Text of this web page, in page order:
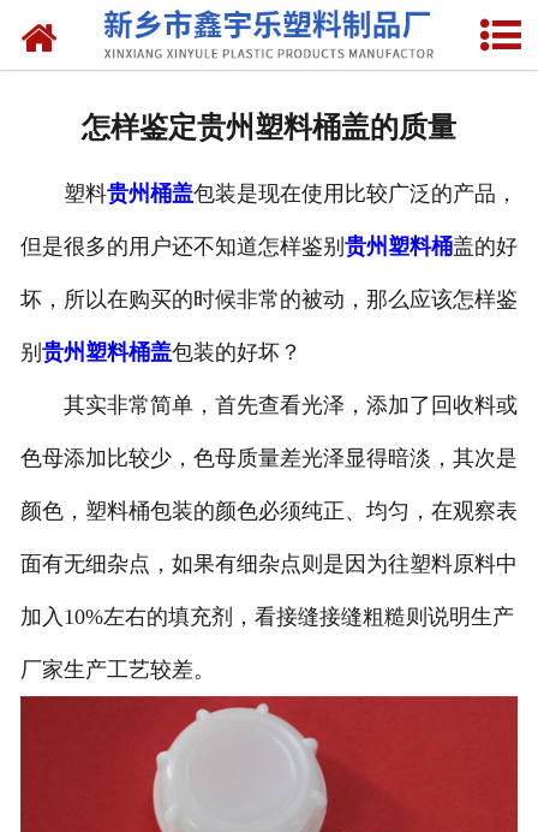
网站首页
怎样鉴定贵州塑料桶盖的质量
塑料贵州桶盖包装是现在使用比较广泛的产品，
但是很多的用户还不知道怎样鉴别 贵州塑料桶盖的好
坏，所以在购买的时候非常的被动，那么应该怎样鉴
别 贵州塑料桶盖包装的好坏？
其实非常简单，首先查看光泽，添加了回收料或
色母添加比较少，色母质量差光泽显得暗淡，其次是
颜色，塑料桶包装的颜色必须纯正、均匀，在观察表
面有无细杂点，如果有细杂点则是因为往塑料原料中
加入10%左右的填充剂，看接缝接缝粗糙则说明生产
厂家生产工艺较差。